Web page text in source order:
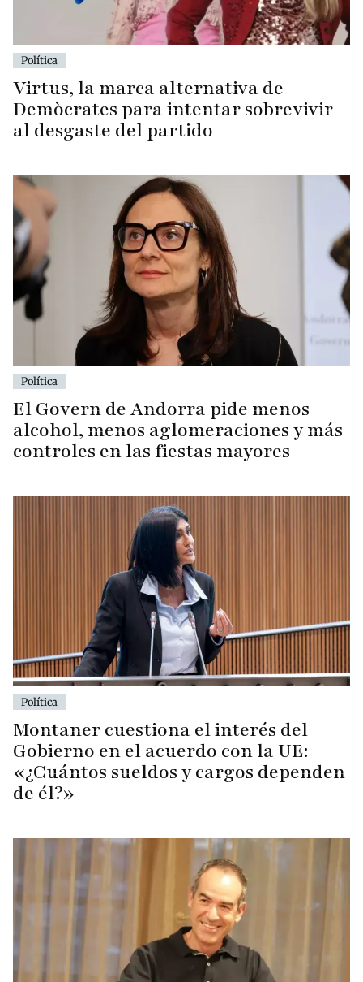
Política
Virtus, la marca alternativa de
Demòcrates para intentar sobrevivir
al desgaste del partido
Política
El Govern de Andorra pide menos
alcohol, menos aglomeraciones y más
controles en las fiestas mayores
Política
Montaner cuestiona el interés del
Gobierno en el acuerdo con la UE:
«¿Cuántos sueldos y cargos dependen
de él?»